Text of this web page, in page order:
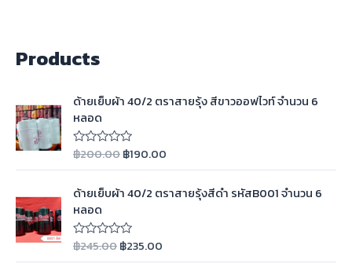
Products
ด้ายเย็บผ้า 40/2 ตราสายรุ้ง สีขาวออฟไวท์ จำนวน 6
หลอด
ใ
ะ
แ
น
0
ตั้
ง
แ
฿200.00฿190.00
ด้ายเย็บผ้า 40/2 ตราสายรุ้งสีดำ รหัสB001 จำนวน 6
หลอด
ใ
฿245.00฿235.00